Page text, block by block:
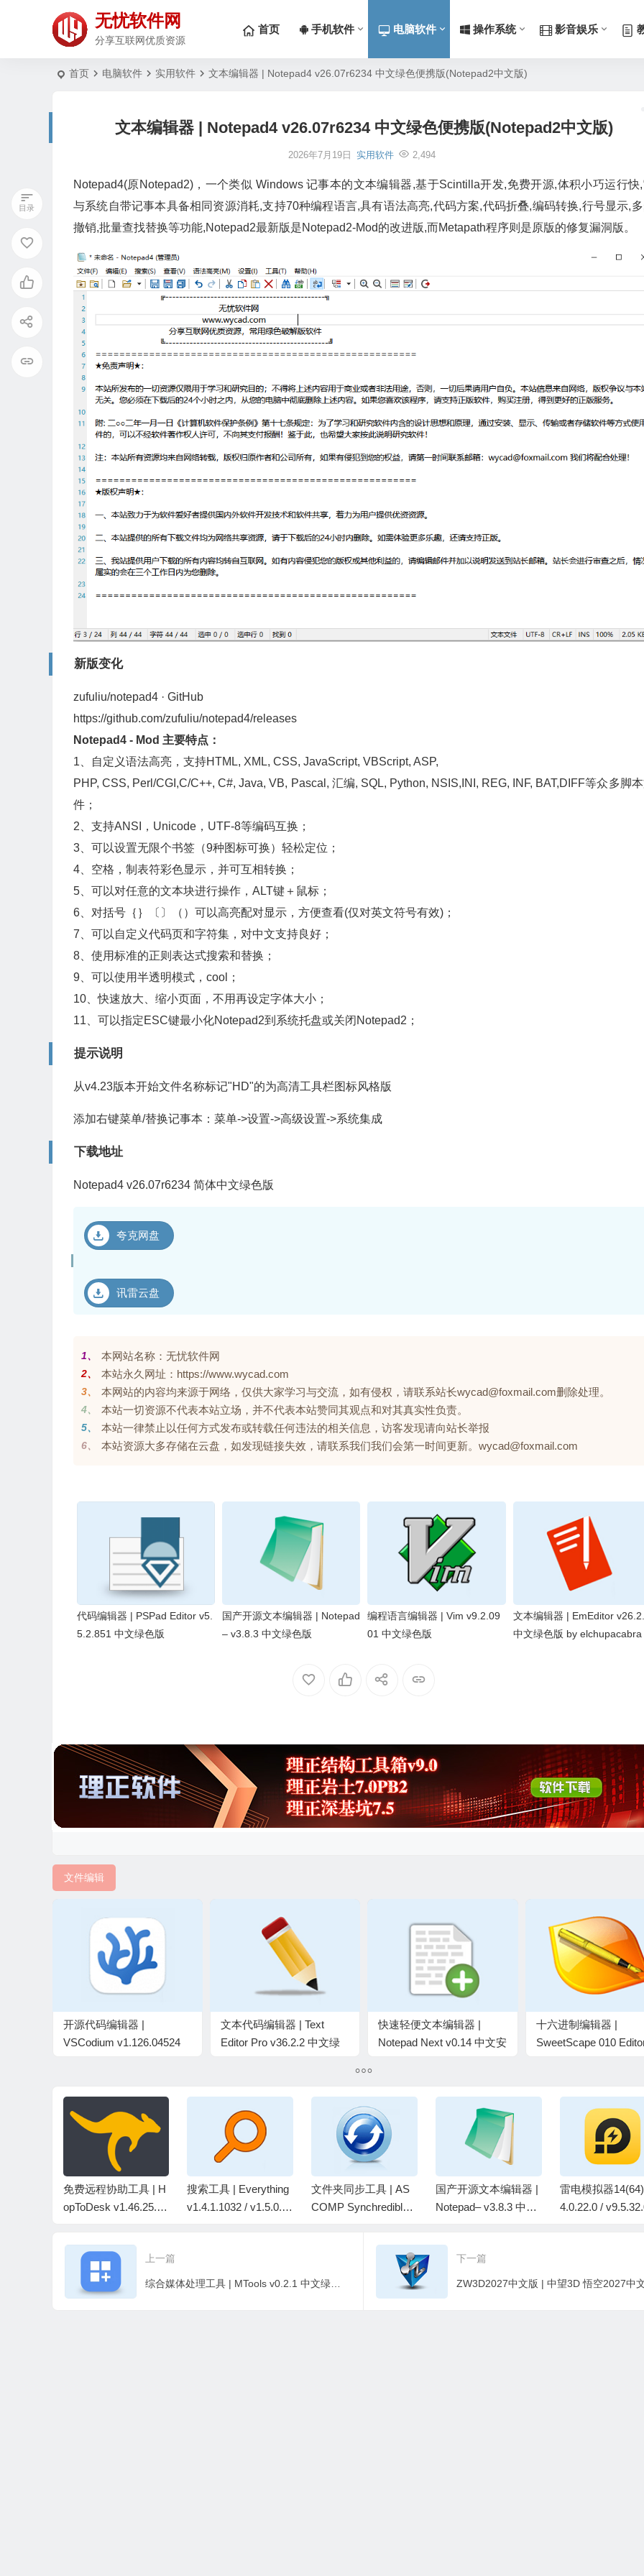
无忧软件网
分享互联网优质资源
首页 手机软件 电脑软件 操作系统 影音娱乐
首页 电脑软件 实用软件 文本编辑器 | Notepad4 v26.07r6234 中文绿色便携版(Notepad2中文版)
文本编辑器 | Notepad4 v26.07r6234 中文绿色便携版(Notepad2中文版)
2026年7月19日 实用软件 2,494
Notepad4(原Notepad2)，一个类似 Windows 记事本的文本编辑器,基于Scintilla开发,免费开源,体积小巧运行快
与系统自带记事本具备相同资源消耗,支持70种编程语言,具有语法高亮,代码方案,代码折叠,编码转换,行号显示,
撤销,批量查找替换等功能,Notepad2最新版是Notepad2-Mod的改进版,而Metapath程序则是原版的修复漏洞版。
新版变化
zufuliu/notepad4 · GitHub
https://github.com/zufuliu/notepad4/releases
Notepad4 - Mod 主要特点：
1、自定义语法高亮，支持HTML, XML, CSS, JavaScript, VBScript, ASP,
PHP, CSS, Perl/CGI,C/C++, C#, Java, VB, Pascal, 汇编, SQL, Python, NSIS,INI, REG, INF, BAT,DIFF等众多脚
件；
2、支持ANSI，Unicode，UTF-8等编码互换；
3、可以设置无限个书签（9种图标可换）轻松定位；
4、空格，制表符彩色显示，并可互相转换；
5、可以对任意的文本块进行操作，ALT键＋鼠标；
6、对括号｛｝〔〕（）可以高亮配对显示，方便查看(仅对英文符号有效)；
7、可以自定义代码页和字符集，对中文支持良好；
8、使用标准的正则表达式搜索和替换；
9、可以使用半透明模式，cool；
10、快速放大、缩小页面，不用再设定字体大小；
11、可以指定ESC键最小化Notepad2到系统托盘或关闭Notepad2；
提示说明
从v4.23版本开始文件名称标记"HD"的为高清工具栏图标风格版
添加右键菜单/替换记事本：菜单->设置->高级设置->系统集成
下载地址
Notepad4 v26.07r6234 简体中文绿色版
夸克网盘
讯雷云盘
1、 本网站名称：无忧软件网
2、 本站永久网址：https://www.wycad.com
3、 本网站的内容均来源于网络，仅供大家学习与交流，如有侵权，请联系站长wycad@foxmail.com删除处理。
4、 本站一切资源不代表本站立场，并不代表本站赞同其观点和对其真实性负责。
5、 本站一律禁止以任何方式发布或转载任何违法的相关信息，访客发现请向站长举报
6、 本站资源大多存储在云盘，如发现链接失效，请联系我们我们会第一时间更新。wycad@foxmail.com
代码编辑器 | PSPad Editor v5.
5.2.851 中文绿色版
国产开源文本编辑器 | Notepad
– v3.8.3 中文绿色版
编程语言编辑器 | Vim v9.2.09
01 中文绿色版
文本编辑器 | EmEditor
中文绿色版 by elchupacabra
文件编辑
开源代码编辑器 |
VSCodium v1.126.04524
文本代码编辑器 | Text
Editor Pro v36.2.2 中文绿
快速轻便文本编辑器 |
Notepad Next v0.14 中文安
十六进制编辑器 |
SweetScape 010
免费远程协助工具 | H
opToDesk v1.46.25.0
搜索工具 | Everything
v1.4.1.1032 / v1.5.0.1
文件夹同步工具 | AS
COMP Synchredible
国产开源文本编辑器 |
Notepad– v3.8.3 中文
雷电模拟器
4.0.22.0 /
上一篇 下一篇